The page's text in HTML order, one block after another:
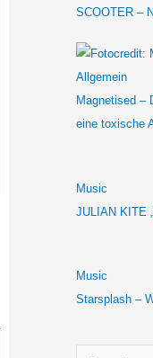
SCOOTER –
Allgemein
Magnetised –
eine toxische
Music
JULIAN KITE
Music
Starsplash –